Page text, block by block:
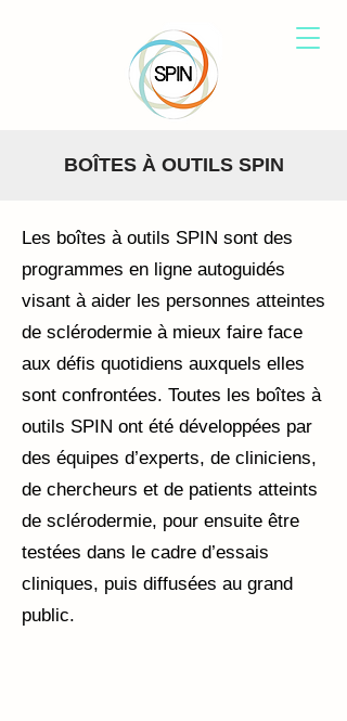
BOÎTES À OUTILS SPIN
Les boîtes à outils SPIN sont des
programmes en ligne autoguidés
visant à aider les personnes atteintes
de sclérodermie à mieux faire face
aux défis quotidiens auxquels elles
sont confrontées. Toutes les boîtes à
outils SPIN ont été développées par
des équipes d’experts, de cliniciens,
de chercheurs et de patients atteints
de sclérodermie, pour ensuite être
testées dans le cadre d’essais
cliniques, puis diffusées au grand
public.